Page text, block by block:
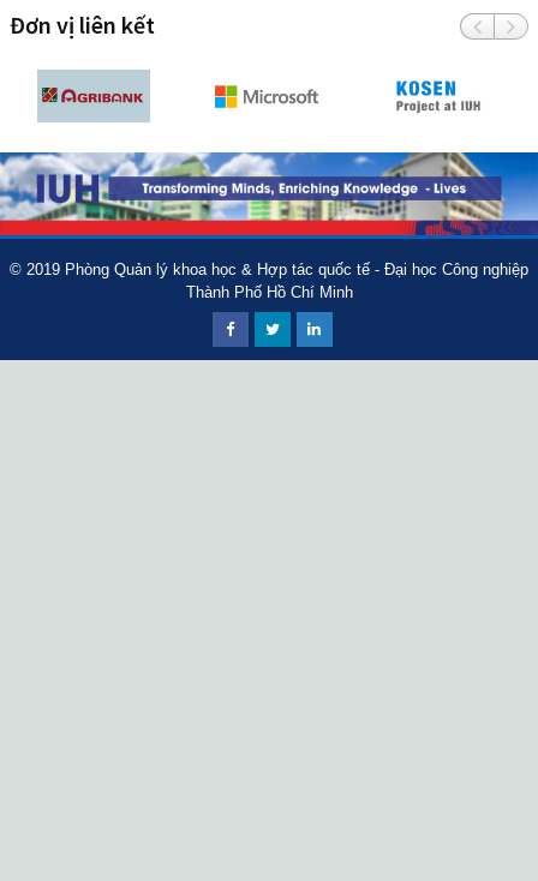
Đơn vị liên kết
© 2019 Phòng Quản lý khoa học & Hợp tác quốc tế - Đại học Công nghiệp
Thành Phố Hồ Chí Minh